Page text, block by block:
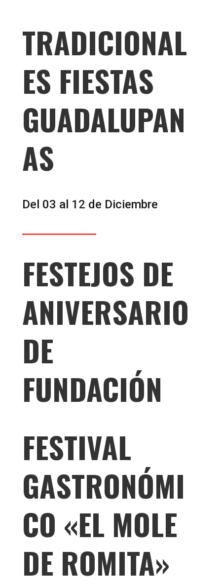
TRADICIONAL
ES FIESTAS
GUADALUPAN
AS
Del 03 al 12 de Diciembre
FESTEJOS DE
ANIVERSARIO
DE
FUNDACIÓN
FESTIVAL
GASTRONÓMI
CO «EL MOLE
DE ROMITA»